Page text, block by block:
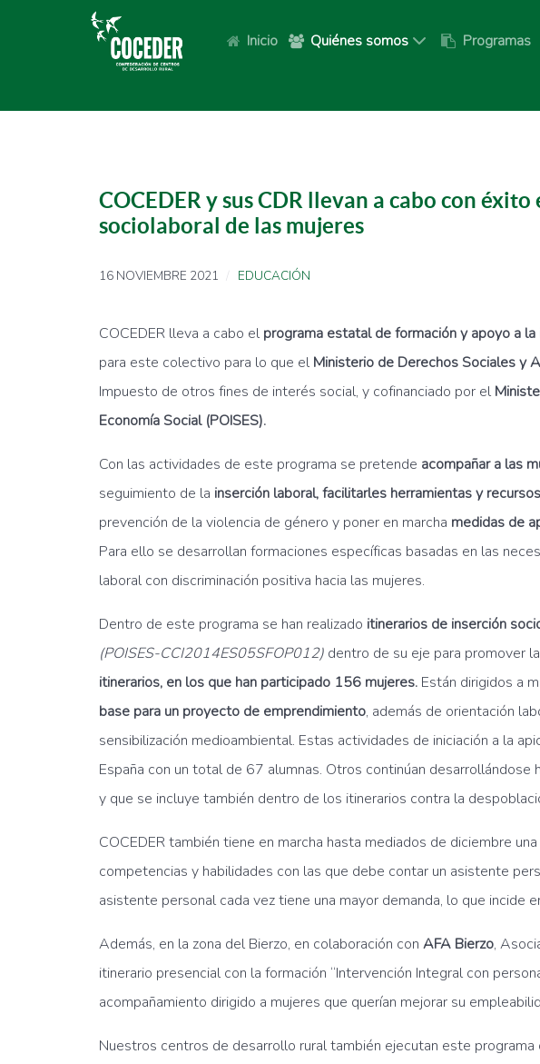
Inicio Quiénes somos Programas
COCEDER y sus CDR llevan a cabo con
sociolaboral de las mujeres
16 NOVIEMBRE 2021 EDUCACIÓN
COCEDER lleva a cabo el programa estatal de formación y apoyo a
para este colectivo para lo que el Ministerio de Derechos Sociales y
Impuesto de otros fines de interés social, y cofinanciado por el
Economía Social (POISES).
Con las actividades de este programa se pretende acompañar a las
seguimiento de la inserción laboral, facilitarles herramientas y
prevención de la violencia de género y poner en marcha medidas de
Para ello se desarrollan formaciones específicas basadas en las
laboral con discriminación positiva hacia las mujeres.
Dentro de este programa se han realizado itinerarios de inserción
(POISES-CCI2014ES05SFOP012) dentro de su eje para promover
itinerarios, en los que han participado 156 mujeres. Están dirigidos a
base para un proyecto de emprendimiento, además de orientación
sensibilización medioambiental. Estas actividades de iniciación a la
España con un total de 67 alumnas. Otros continúan desarrollándose
y que se incluye también dentro de los itinerarios contra la
COCEDER también tiene en marcha hasta mediados de diciembre una
competencias y habilidades con las que debe contar un asistente
asistente personal cada vez tiene una mayor demanda, lo que incide
Además, en la zona del Bierzo, en colaboración con AFA Bierzo,
itinerario presencial con la formación “Intervención Integral con
acompañamiento dirigido a mujeres que querían mejorar su
Nuestros centros de desarrollo rural también ejecutan este